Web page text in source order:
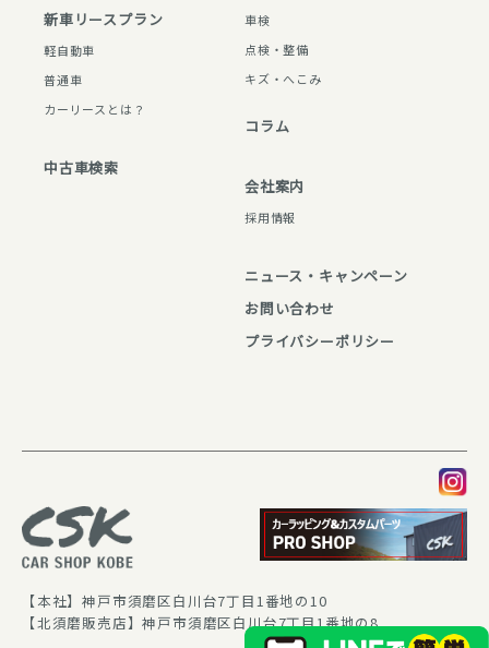
新⾞リースプラン
軽⾃動⾞
普通⾞
カーリースとは？
中古⾞検索
⾞検
点検・整備
キズ・へこみ
コラム
会社案内
採⽤情報
ニュース・キャンペーン
お問い合わせ
プライバシーポリシー
【本社】神戸市須磨区白川台7丁目1番地の10
【北須磨販売店】神戸市須磨区白川台7丁目1番地の8